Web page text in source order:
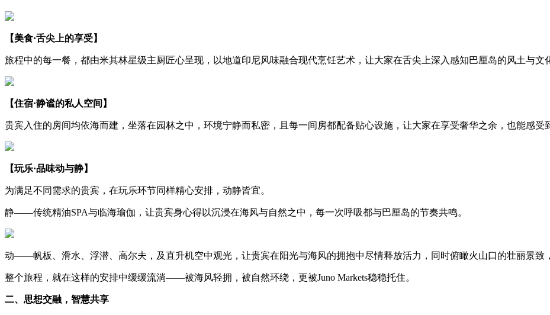
【美食·舌尖上的享受】
旅程中的每一餐，都由米其林星级主厨匠心呈现，以地道印尼风味融合现代烹饪艺术，让大家在舌尖上深入感知巴厘岛的风土与文
【住宿·静谧的私人空间】
贵宾入住的房间均依海而建，坐落在园林之中，环境宁静而私密，且每一间房都配备贴心设施，让大家在享受奢华之余，也能感受
【玩乐·品味动与静】
为满足不同需求的贵宾，在玩乐环节同样精心安排，动静皆宜。
静——传统精油SPA与临海瑜伽，让贵宾身心得以沉浸在海风与自然之中，每一次呼吸都与巴厘岛的节奏共鸣。
动——帆板、滑水、浮潜、高尔夫，及直升机空中观光，让贵宾在阳光与海风的拥抱中尽情释放活力，同时俯瞰火山口的壮丽景致
整个旅程，就在这样的安排中缓缓流淌——被海风轻拥，被自然环绕，更被Juno Markets稳稳托住。
二、思想交融，智慧共享